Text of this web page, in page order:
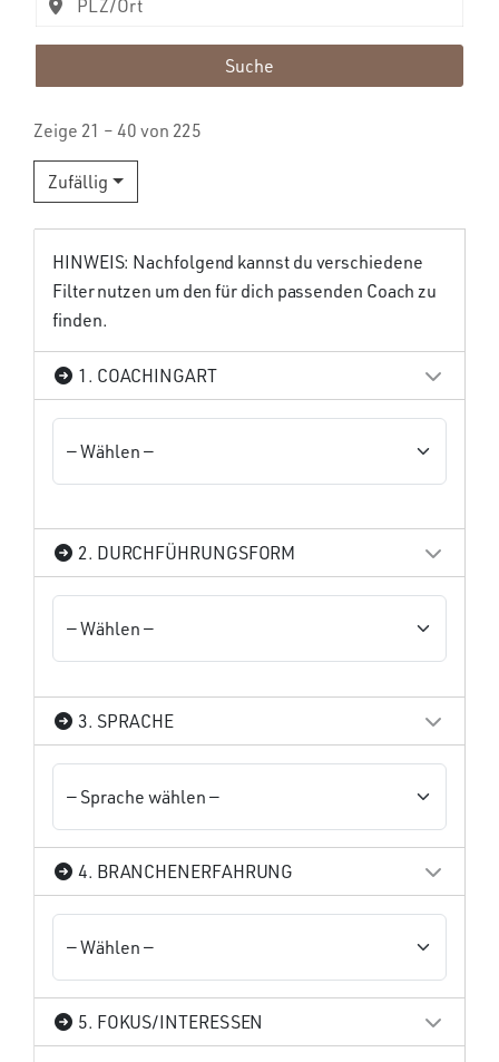
Suche
Zeige 21 – 40 von 225
Zufällig
HINWEIS: Nachfolgend kannst du verschiedene
Filter nutzen um den für dich passenden Coach zu
finden.
1. COACHINGART
2. DURCHFÜHRUNGSFORM
3. SPRACHE
4. BRANCHENERFAHRUNG
5. FOKUS/INTERESSEN